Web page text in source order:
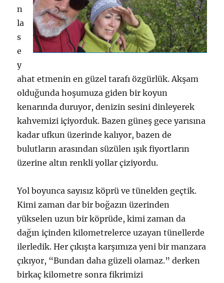
n
la
s
e
y
ahat etmenin en güzel tarafı özgürlük. Akşam
olduğunda hoşumuza giden bir koyun
kenarında duruyor, denizin sesini dinleyerek
kahvemizi içiyorduk. Bazen güneş gece yarısına
kadar ufkun üzerinde kalıyor, bazen de
bulutların arasından süzülen ışık fiyortların
üzerine altın renkli yollar çiziyordu.
Yol boyunca sayısız köprü ve tünelden geçtik.
Kimi zaman dar bir boğazın üzerinden
yükselen uzun bir köprüde, kimi zaman da
dağın içinden kilometrelerce uzayan tünellerde
ilerledik. Her çıkışta karşımıza yeni bir manzara
çıkıyor, “Bundan daha güzeli olamaz.” derken
birkaç kilometre sonra fikrimizi